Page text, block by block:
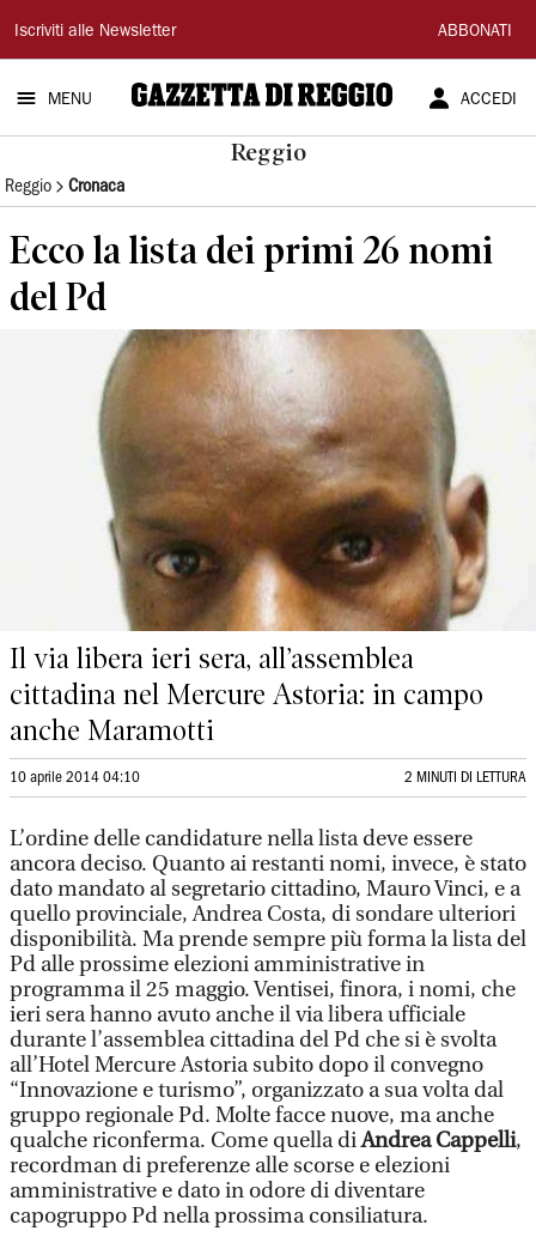
Gazzetta
di
Reggio
Iscriviti alle Newsletter ABBONATI
MENU ACCEDI
Reggio
Reggio Cronaca
Ecco la lista dei primi 26 nomi
del Pd
Il via libera ieri sera, all’assemblea
cittadina nel Mercure Astoria: in campo
anche Maramotti
10 aprile 2014 04:10 2 MINUTI DI LETTURA
L’ordine delle candidature nella lista deve essere
ancora deciso. Quanto ai restanti nomi, invece, è stato
dato mandato al segretario cittadino, Mauro Vinci, e a
quello provinciale, Andrea Costa, di sondare ulteriori
disponibilità. Ma prende sempre più forma la lista del
Pd alle prossime elezioni amministrative in
programma il 25 maggio. Ventisei, finora, i nomi, che
ieri sera hanno avuto anche il via libera ufficiale
durante l’assemblea cittadina del Pd che si è svolta
all’Hotel Mercure Astoria subito dopo il convegno
“Innovazione e turismo”, organizzato a sua volta dal
gruppo regionale Pd. Molte facce nuove, ma anche
qualche riconferma. Come quella diAndrea Cappelli,
recordman di preferenze alle scorse e elezioni
amministrative e dato in odore di diventare
capogruppo Pd nella prossima consiliatura.